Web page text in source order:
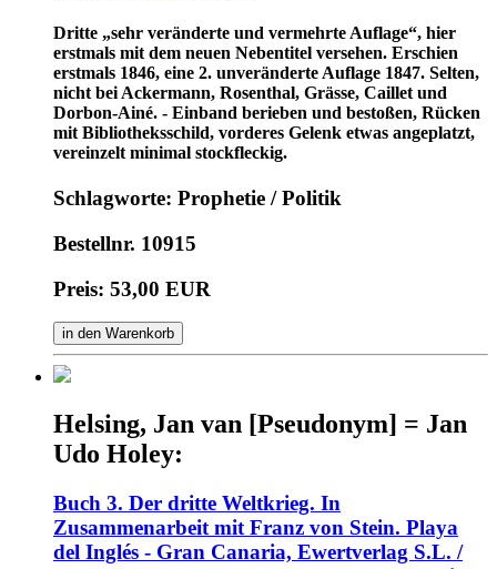
Dritte „sehr veränderte und vermehrte Auflage“, hier
erstmals mit dem neuen Nebentitel versehen. Erschien
erstmals 1846, eine 2. unveränderte Auflage 1847. Selten,
nicht bei Ackermann, Rosenthal, Grässe, Caillet und
Dorbon-Ainé. - Einband berieben und bestoßen, Rücken
mit Bibliotheksschild, vorderes Gelenk etwas angeplatzt,
vereinzelt minimal stockfleckig.
Schlagworte: Prophetie / Politik
Bestellnr. 10915
Preis: 53,00 EUR
in den Warenkorb
Helsing, Jan van [Pseudonym] = Jan
Udo Holey:
Buch 3. Der dritte Weltkrieg. In
Zusammenarbeit mit Franz von Stein. Playa
del Inglés - Gran Canaria, Ewertverlag S.L. /